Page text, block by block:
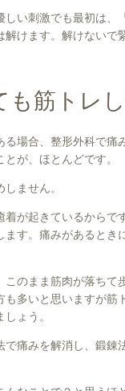
い刺激でも最初は、
けます。解けないで
も筋トレ
る場合、整形外科で痛
が、ほとんどです。
ません。
が起きているからで
ます。痛みがあるとき
のまま筋肉が落ちて
多いと思いますが筋
ょう。
で痛みを解消し、鍛錬